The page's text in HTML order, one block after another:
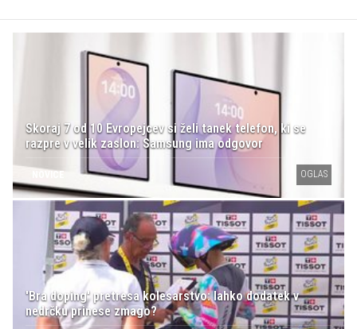
Skoraj 7 od 10 Evropejcev si želi tanek telefon, ki se
razpre v velik zaslon: Samsung ima odgovor
OGLAS
'Bra doping' pretresa kolesarstvo: lahko dodatek v
nedrčku prinese zmago?